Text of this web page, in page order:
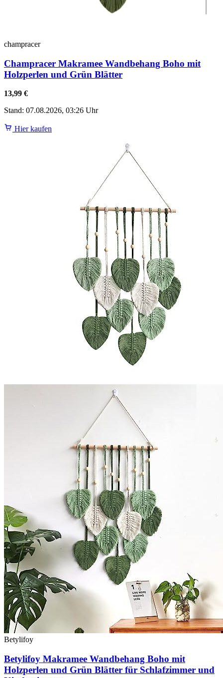
champracer
Champracer Makramee Wandbehang Boho mit
Holzperlen und Grün Blätter
13,99 €
Stand: 07.08.2026, 03:26 Uhr
Hier kaufen
Betylifoy
Betylifoy Makramee Wandbehang Boho mit
Holzperlen und Grün Blätter für Schlafzimmer und